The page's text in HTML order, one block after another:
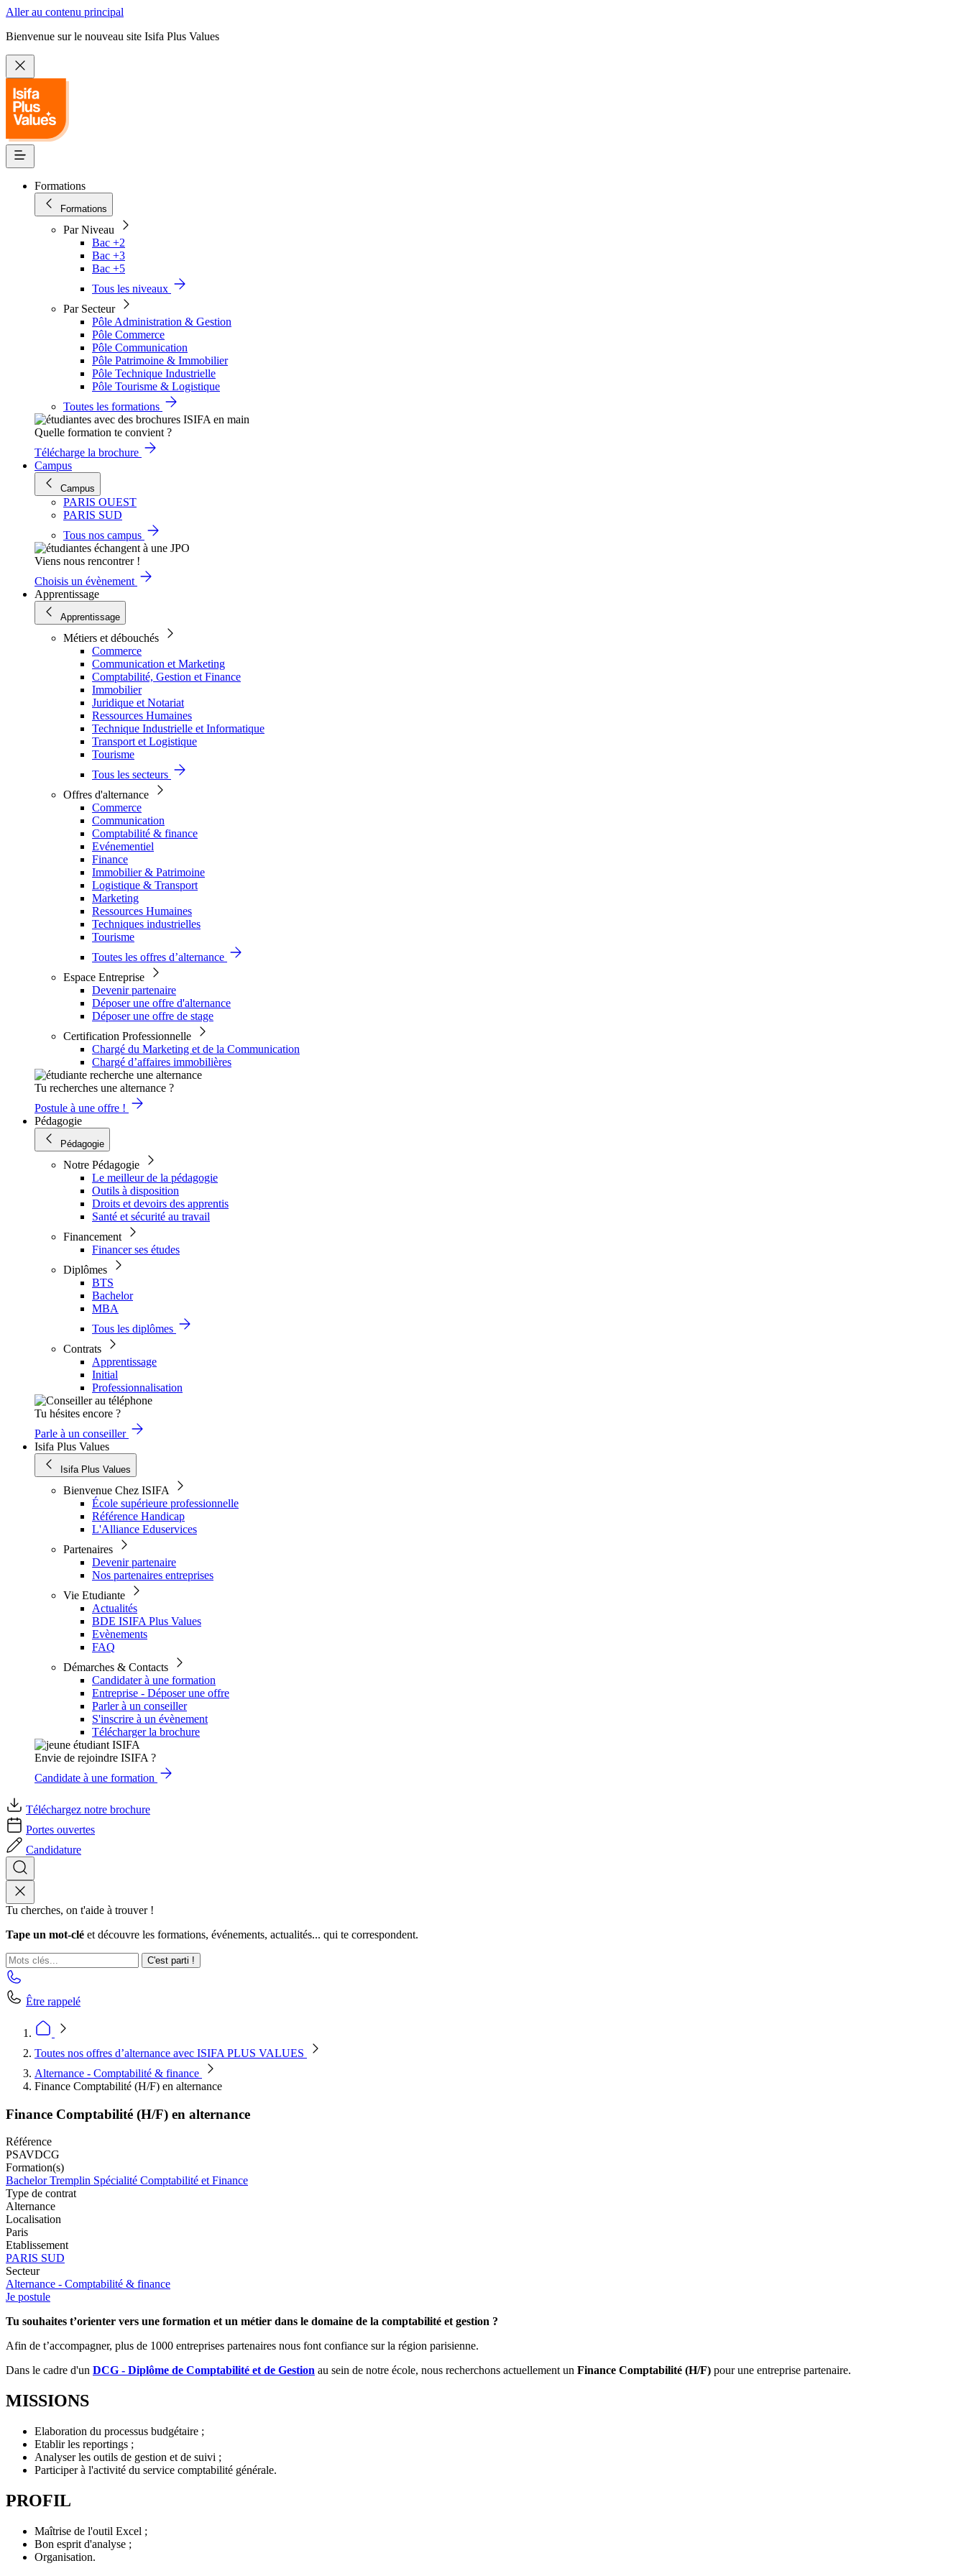
Aller au contenu principal
Bienvenue sur le nouveau site Isifa Plus Values
Formations
Formations
Par Niveau
Bac +2
Bac +3
Bac +5
Tous les niveaux
Par Secteur
Pôle Administration & Gestion
Pôle Commerce
Pôle Communication
Pôle Patrimoine & Immobilier
Pôle Technique Industrielle
Pôle Tourisme & Logistique
Toutes les formations
Quelle formation te convient ?
Télécharge la brochure
Campus
Campus
PARIS OUEST
PARIS SUD
Tous nos campus
Viens nous rencontrer !
Choisis un évènement
Apprentissage
Apprentissage
Métiers et débouchés
Commerce
Communication et Marketing
Comptabilité, Gestion et Finance
Immobilier
Juridique et Notariat
Ressources Humaines
Technique Industrielle et Informatique
Transport et Logistique
Tourisme
Tous les secteurs
Offres d'alternance
Commerce
Communication
Comptabilité & finance
Evénementiel
Finance
Immobilier & Patrimoine
Logistique & Transport
Marketing
Ressources Humaines
Techniques industrielles
Tourisme
Toutes les offres d’alternance
Espace Entreprise
Devenir partenaire
Déposer une offre d'alternance
Déposer une offre de stage
Certification Professionnelle
Chargé du Marketing et de la Communication
Chargé d’affaires immobilières
Tu recherches une alternance ?
Postule à une offre !
Pédagogie
Pédagogie
Notre Pédagogie
Le meilleur de la pédagogie
Outils à disposition
Droits et devoirs des apprentis
Santé et sécurité au travail
Financement
Financer ses études
Diplômes
BTS
Bachelor
MBA
Tous les diplômes
Contrats
Apprentissage
Initial
Professionnalisation
Tu hésites encore ?
Parle à un conseiller
Isifa Plus Values
Isifa Plus Values
Bienvenue Chez ISIFA
École supérieure professionnelle
Référence Handicap
L'Alliance Eduservices
Partenaires
Devenir partenaire
Nos partenaires entreprises
Vie Etudiante
Actualités
BDE ISIFA Plus Values
Evènements
FAQ
Démarches & Contacts
Candidater à une formation
Entreprise - Déposer une offre
Parler à un conseiller
S'inscrire à un évènement
Télécharger la brochure
Envie de rejoindre ISIFA ?
Candidate à une formation
Téléchargez notre brochure
Portes ouvertes
Candidature
Tu cherches, on t'aide à trouver !
Tape un mot-clé et découvre les formations, événements, actualités... qui te correspondent.
C'est parti !
Être rappelé
Toutes nos offres d’alternance avec ISIFA PLUS VALUES
Alternance - Comptabilité & finance
Finance Comptabilité (H/F) en alternance
Finance Comptabilité (H/F) en alternance
Référence
PSAVDCG
Formation(s)
Bachelor Tremplin Spécialité Comptabilité et Finance
Type de contrat
Alternance
Localisation
Paris
Etablissement
PARIS SUD
Secteur
Alternance - Comptabilité & finance
Je postule
Tu souhaites t’orienter vers une formation et un métier dans le domaine de la comptabilité et gestion ?
Afin de t’accompagner, plus de 1000 entreprises partenaires nous font confiance sur la région parisienne.
Dans le cadre d'un DCG - Diplôme de Comptabilité et de Gestion au sein de notre école, nous recherchons actuellement un Finance Comptabilité (H/F) pour une entreprise partenaire.
MISSIONS
Elaboration du processus budgétaire ;
Etablir les reportings ;
Analyser les outils de gestion et de suivi ;
Participer à l'activité du service comptabilité générale.
PROFIL
Maîtrise de l'outil Excel ;
Bon esprit d'analyse ;
Organisation.